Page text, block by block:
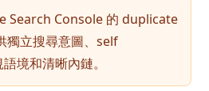
Search Console 的 duplicate
獨立搜尋意圖、self
境和清晰內鏈。